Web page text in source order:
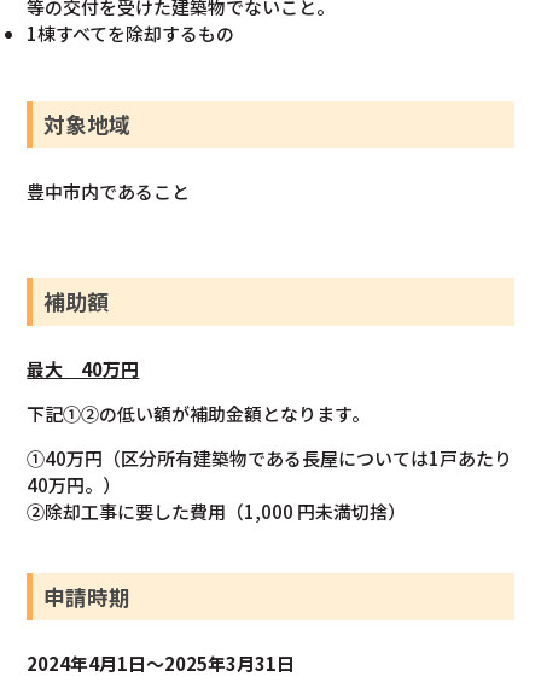
等の交付を受けた建築物でないこと。
1棟すべてを除却するもの
対象地域
豊中市内であること
補助額
最大 40万円
下記①②の低い額が補助金額となります。
①40万円（区分所有建築物である長屋については1戸あたり
40万円。）
②除却工事に要した費用（1,000 円未満切捨）
申請時期
2024年4月1日～2025年3月31日